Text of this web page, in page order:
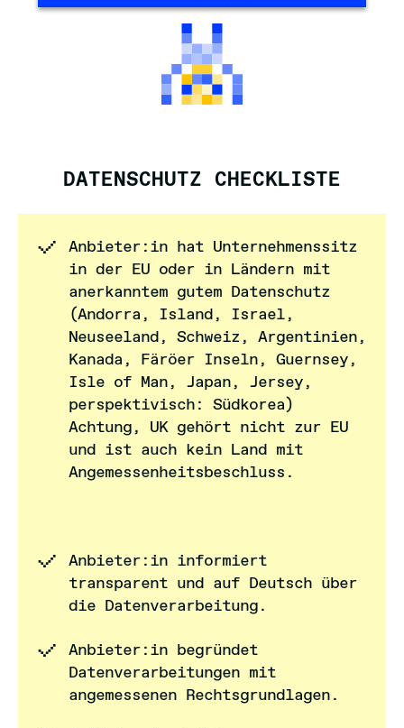
DATENSCHUTZ CHECKLISTE
Anbieter:in hat Unternehmenssitz
in der EU oder in Ländern mit
anerkanntem gutem Datenschutz
(Andorra, Island, Israel,
Neuseeland, Schweiz, Argentinien,
Kanada, Färöer Inseln, Guernsey,
Isle of Man, Japan, Jersey,
perspektivisch: Südkorea)
Achtung, UK gehört nicht zur EU
und ist auch kein Land mit
Angemessenheitsbeschluss.
Anbieter:in informiert
transparent und auf Deutsch über
die Datenverarbeitung.
Anbieter:in begründet
Datenverarbeitungen mit
angemessenen Rechtsgrundlagen.